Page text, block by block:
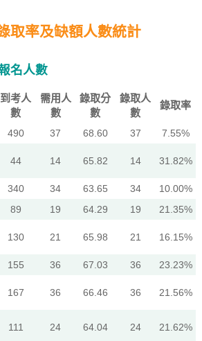
取率及缺額人數統計
名人數
到考人
數
需用人
數
錄取分
數
錄取人
數
錄取率
490 37 68.60 37
7.55%
44 14 65.82 14 31.82%
340 34 63.65 34
10.00%
89 19 64.29 19
21.35%
130 21 65.98 21 16.15%
155 36 67.03 36
23.23%
167 36 66.46 36 21.56%
111 24 64.04 24 21.62%